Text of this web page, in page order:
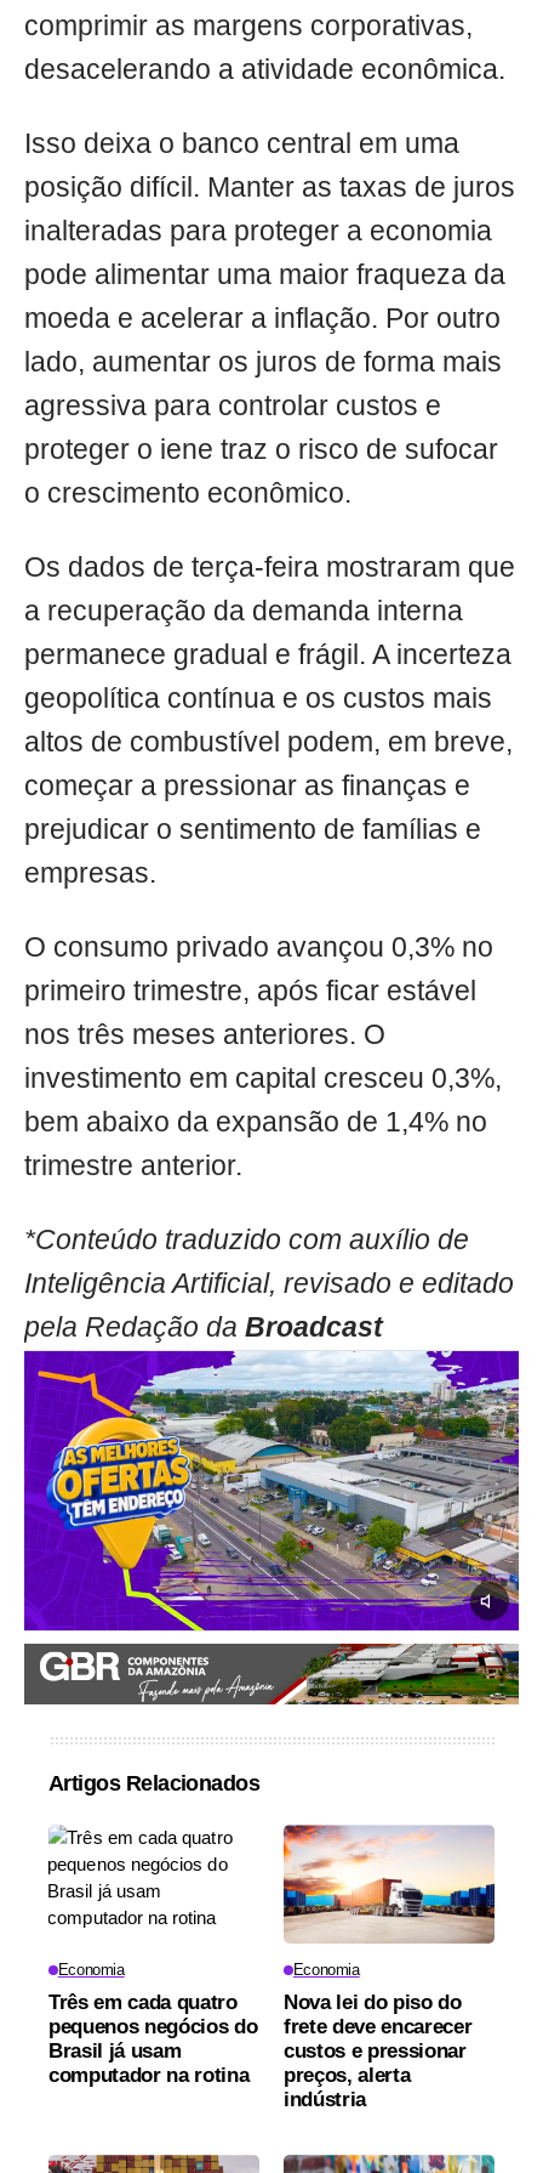
comprimir as margens corporativas,
desacelerando a atividade econômica.
Isso deixa o banco central em uma
posição difícil. Manter as taxas de juros
inalteradas para proteger a economia
pode alimentar uma maior fraqueza da
moeda e acelerar a inflação. Por outro
lado, aumentar os juros de forma mais
agressiva para controlar custos e
proteger o iene traz o risco de sufocar
o crescimento econômico.
Os dados de terça-feira mostraram que
a recuperação da demanda interna
permanece gradual e frágil. A incerteza
geopolítica contínua e os custos mais
altos de combustível podem, em breve,
começar a pressionar as finanças e
prejudicar o sentimento de famílias e
empresas.
O consumo privado avançou 0,3% no
primeiro trimestre, após ficar estável
nos três meses anteriores. O
investimento em capital cresceu 0,3%,
bem abaixo da expansão de 1,4% no
trimestre anterior.
*Conteúdo traduzido com auxílio de
Inteligência Artificial, revisado e editado
pela Redação da Broadcast
Artigos Relacionados
Economia
Três em cada quatro
pequenos negócios do
Brasil já usam
computador na rotina
Economia
Nova lei do piso do
frete deve encarecer
custos e pressionar
preços, alerta
indústria